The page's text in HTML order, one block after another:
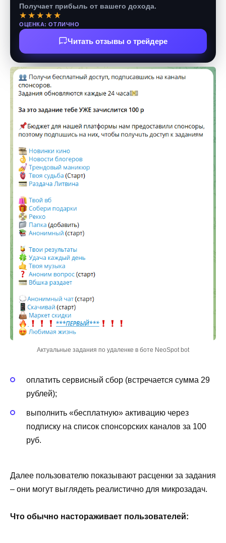
Получает прибыль от вашего дохода.
★★★★★
ОЦЕНКА: ОТЛИЧНО
Читать отзывы о трейдере
Актуальные задания по удаленке в боте NeoSpot bot
оплатить сервисный сбор (встречается сумма 29
рублей);
выполнить «бесплатную» активацию через
подписку на список спонсорских каналов за 100
руб.
Далее пользователю показывают расценки за задания
– они могут выглядеть реалистично для микрозадач.
Что обычно настораживает пользователей: